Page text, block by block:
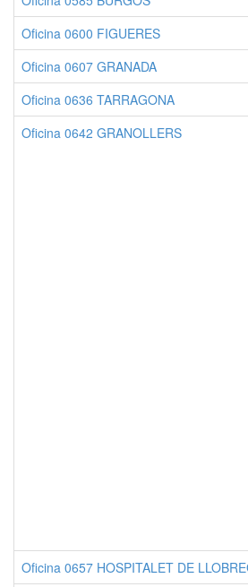
Oficina 0600 FIGUERES
Oficina 0607 GRANADA
Oficina 0636 TARRAGONA
Oficina 0642 GRANOLLERS
Oficina 0657 HOSPITALET DE